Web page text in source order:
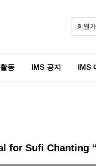
회원
동 IMS 공지 IMS
for Sufi Chanting